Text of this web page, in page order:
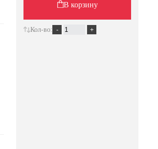
В корзину
Кол-во: